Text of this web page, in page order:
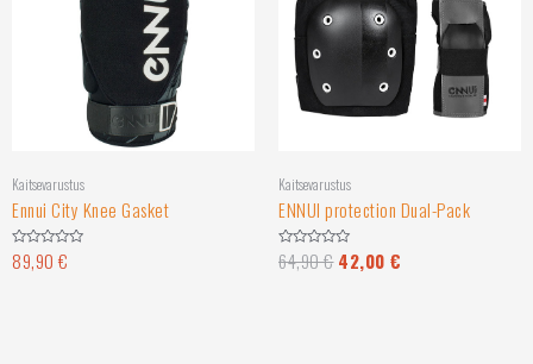
Kaitsevarustus
Ennui City Knee Gasket
Hinnanguga
0
89,90 €
Kaitsevarustus
ENNUI protection Dual-Pack
Hinnanguga
0
64,90€ 42,00 €